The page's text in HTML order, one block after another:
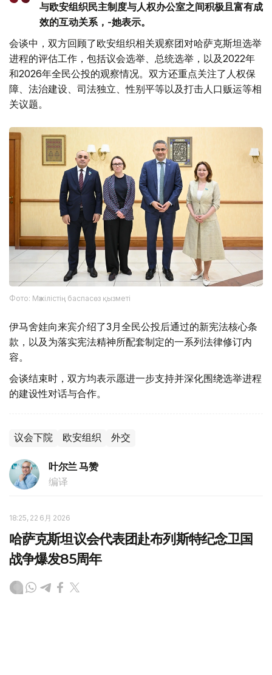
与欧安组织民主制度与人权办公室之间积极且富有成
效的互动关系，-她表示。
会谈中，双方回顾了欧安组织相关观察团对哈萨克斯坦选举
进程的评估工作，包括议会选举、总统选举，以及2022年
和2026年全民公投的观察情况。双方还重点关注了人权保
障、法治建设、司法独立、性别平等以及打击人口贩运等相
关议题。
Фото: Мәжілістің баспасөз қызметі
伊马舍娃向来宾介绍了3月全民公投后通过的新宪法核心条
款，以及为落实宪法精神所配套制定的一系列法律修订内
容。
会谈结束时，双方均表示愿进一步支持并深化围绕选举进程
的建设性对话与合作。
议会下院 欧安组织 外交
叶尔兰 马赞
编译
18:25, 22 6月 2026
哈萨克斯坦议会代表团赴布列斯特纪念卫国
战争爆发85周年